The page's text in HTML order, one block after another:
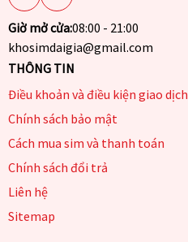
Giờ mở cửa:08:00 - 21:00
khosimdaigia@gmail.com
THÔNG TIN
Điều khoản và điều kiện giao dịch
Chính sách bảo mật
Cách mua sim và thanh toán
Chính sách đổi trả
Liên hệ
Sitemap